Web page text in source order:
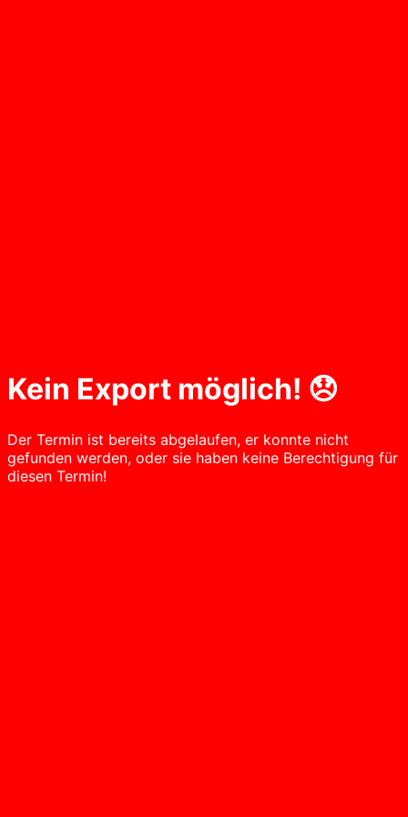
Kein Export möglich! 😞
Der Termin ist bereits abgelaufen, er konnte nicht
gefunden werden, oder sie haben keine Berechtigung für
diesen Termin!